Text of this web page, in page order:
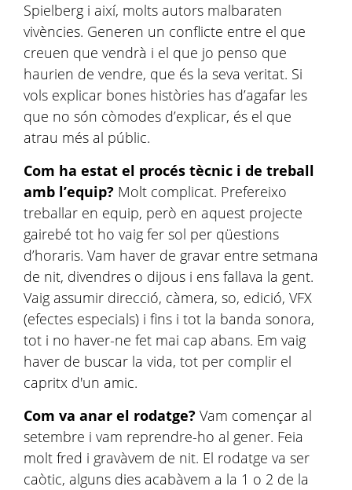
Spielberg i així, molts autors malbaraten
vivències. Generen un conflicte entre el que
creuen que vendrà i el que jo penso que
haurien de vendre, que és la seva veritat. Si
vols explicar bones històries has d’agafar les
que no són còmodes d’explicar, és el que
atrau més al públic.
Com ha estat el procés tècnic i de treball
amb l’equip? Molt complicat. Prefereixo
treballar en equip, però en aquest projecte
gairebé tot ho vaig fer sol per qüestions
d’horaris. Vam haver de gravar entre setmana
de nit, divendres o dijous i ens fallava la gent.
Vaig assumir direcció, càmera, so, edició, VFX
(efectes especials) i fins i tot la banda sonora,
tot i no haver-ne fet mai cap abans. Em vaig
haver de buscar la vida, tot per complir el
capritx d'un amic.
Com va anar el rodatge? Vam començar al
setembre i vam reprendre-ho al gener. Feia
molt fred i gravàvem de nit. El rodatge va ser
caòtic, alguns dies acabàvem a la 1 o 2 de la